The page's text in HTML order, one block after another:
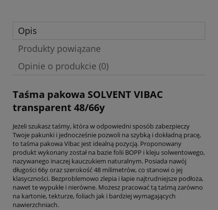
Opis
Produkty powiązane
Opinie o produkcie (0)
Taśma pakowa SOLVENT VIBAC
transparent 48/66y
Jeżeli szukasz taśmy, która w odpowiedni sposób zabezpieczy
Twoje pakunki i jednocześnie pozwoli na szybką i dokładną pracę,
to taśma pakowa Vibac jest idealną pozycją. Proponowany
produkt wykonany został na bazie folii BOPP i kleju solwentowego,
nazywanego inaczej kauczukiem naturalnym. Posiada nawój
długości 66y oraz szerokość 48 milimetrów, co stanowi o jej
klasyczności. Bezproblemowo zlepia i łapie najtrudniejsze podłoża,
nawet te wypukłe i nierówne. Możesz pracować tą taśmą zarówno
na kartonie, tekturze, foliach jak i bardziej wymagających
nawierzchniach.